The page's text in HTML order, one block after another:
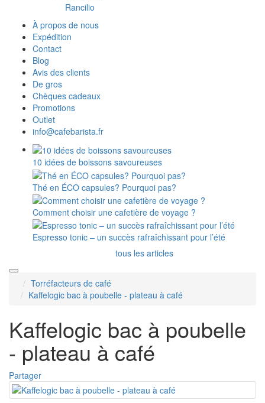
Rancilio
À propos de nous
Expédition
Contact
Blog
Avis des clients
De gros
Chèques cadeaux
Promotions
Outlet
info@cafebarista.fr
10 idées de boissons savoureuses
Thé en ÉCO capsules? Pourquoi pas?
Comment choisir une cafetière de voyage ?
Espresso tonic – un succès rafraîchissant pour l’été
tous les articles
Torréfacteurs de café
Kaffelogic bac à poubelle - plateau à café
Kaffelogic bac à poubelle
- plateau à café
Partager